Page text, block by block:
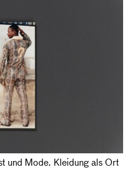
und Mode. Kleidung als Ort